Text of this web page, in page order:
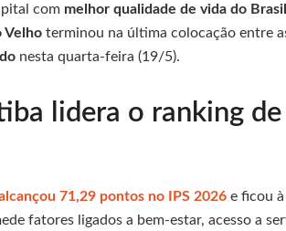
com melhor qualidade de vida do Brasil
Velho terminou na última colocação entre
nesta quarta-feira (19/5).
lidera o ranking
71,29 pontos no IPS 2026 e ficou
fatores ligados a bem-estar, acesso a